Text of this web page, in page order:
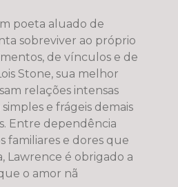
poeta aluado de
sobreviver ao próprio
de vínculos e de
Stone, sua melhor
relações intensas
e frágeis demais
Entre dependência
familiares e dores que
Lawrence é obrigado a
o amor nã